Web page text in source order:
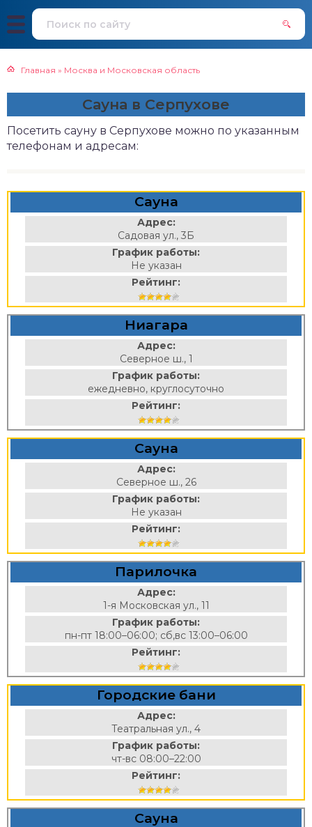
Главная » Москва и Московская область
Сауна в Серпухове
Посетить сауну в Серпухове можно по указанным
телефонам и адресам:
Сауна
Адрес:
Садовая ул., 3Б
График работы:
Не указан
Рейтинг:
Ниагара
Адрес:
Северное ш., 1
График работы:
ежедневно, круглосуточно
Рейтинг:
Сауна
Адрес:
Северное ш., 26
График работы:
Не указан
Рейтинг:
Парилочка
Адрес:
1-я Московская ул., 11
График работы:
пн-пт 18:00–06:00; сб,вс 13:00–06:00
Рейтинг:
Городские бани
Адрес:
Театральная ул., 4
График работы:
чт-вс 08:00–22:00
Рейтинг:
Сауна